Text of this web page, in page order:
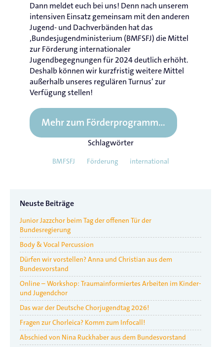
Dann meldet euch bei uns! Denn nach unserem
intensiven Einsatz gemeinsam mit den anderen
Jugend- und Dachverbänden hat das
‚Bundesjugendministerium (BMFSFJ) die Mittel
zur Förderung internationaler
Jugendbegegnungen für 2024 deutlich erhöht.
Deshalb können wir kurzfristig weitere Mittel
außerhalb unseres regulären Turnus’ zur
Verfügung stellen!
Mehr zum Förderprogramm…
Schlagwörter
BMFSFJ Förderung international
Neuste Beiträge
Junior Jazzchor beim Tag der offenen Tür der
Bundesregierung
Body & Vocal Percussion
Dürfen wir vorstellen? Anna und Christian aus dem
Bundesvorstand
Online – Workshop: Traumainformiertes Arbeiten im Kinder-
und Jugendchor
Das war der Deutsche Chorjugendtag 2026!
Fragen zur Chorleica? Komm zum Infocall!
Abschied von Nina Ruckhaber aus dem Bundesvorstand